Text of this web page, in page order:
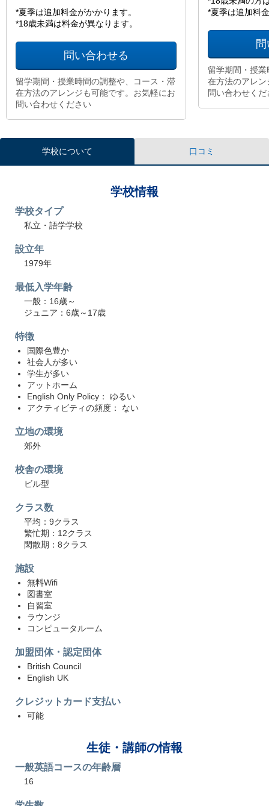
*夏季は追加料金がかかります。
*18歳未満は料金が異なります。
問い合わせる
留学期間・授業時間の調整や、コース・滞
在方法のアレンジも可能です。お気軽にお
問い合わせください
*夏季は追加料
留学期間・授
在方法のアレ
問い合わせくだ
学校について 口コミ
学校情報
学校タイプ
私立・語学学校
設立年
1979年
最低入学年齢
一般：16歳～
ジュニア：6歳～17歳
特徴
国際色豊か
社会人が多い
学生が多い
アットホーム
English Only Policy： ゆるい
アクティビティの頻度： ない
立地の環境
郊外
校舎の環境
ビル型
クラス数
平均：9クラス
繁忙期：12クラス
閑散期：8クラス
施設
無料Wifi
図書室
自習室
ラウンジ
コンピュータルーム
加盟団体・認定団体
British Council
English UK
クレジットカード支払い
可能
生徒・講師の情報
一般英語コースの年齢層
16